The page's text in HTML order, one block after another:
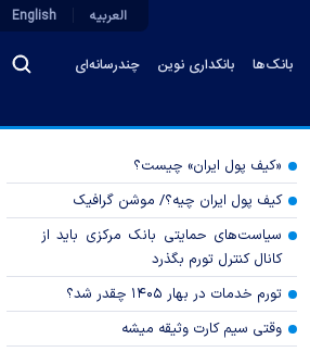
بانک‌ها بانکداری نوین چندرسانه‌ای
العربیه English
«کیف پول ایران» چیست؟
کیف پول ایران چیه؟/ موشن گرافیک
سیاست‌های حمایتی بانک مرکزی باید از
کانال کنترل تورم بگذرد
تورم خدمات در بهار ۱۴۰۵ چقدر شد؟
وقتی سیم کارت وثیقه میشه